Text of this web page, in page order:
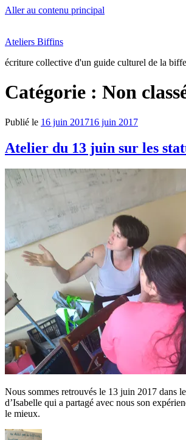
Aller au contenu principal
Ateliers Biffins
écriture collective d'un guide culturel de la biffe
Catégorie : Non
Publié le 16 juin 201716 juin 2017
Atelier du 13 juin sur les
Nous sommes retrouvés le 13 juin 2017 dans
d’Isabelle qui a partagé avec nous son
le mieux.